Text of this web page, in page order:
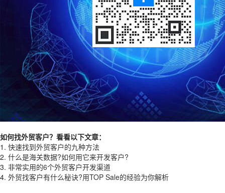
如何找外贸客户？看看以下文章：
1. 快速找到外贸客户的九种方法
2. 什么是海关数据?如何用它来开发客户?
3. 非常实用的6个外贸客户开发渠道
4. 外贸找客户有什么秘诀?用TOP Sale的经验为你解析